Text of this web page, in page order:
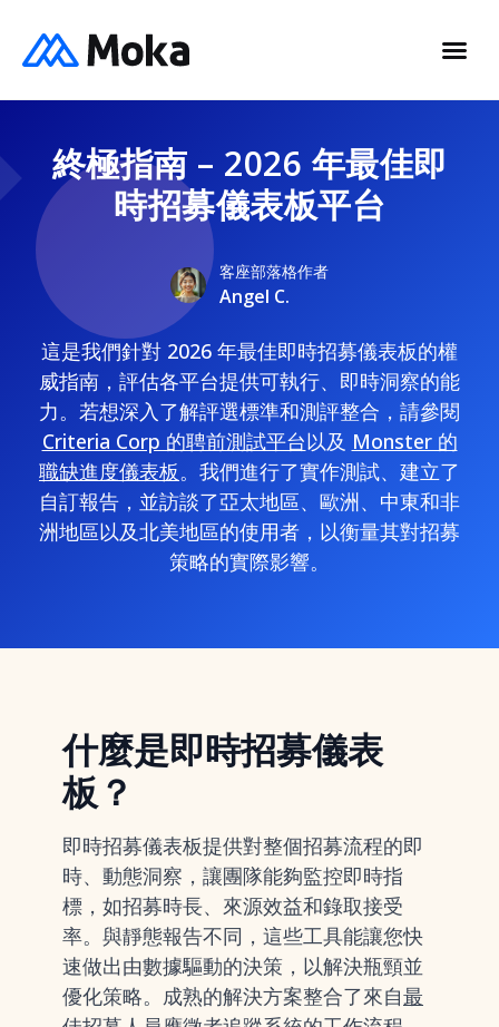
終極指南 – 2026 年最佳即
時招募儀表板平台
客座部落格作者
Angel C.
這是我們針對 2026 年最佳即時招募儀表板的權
威指南，評估各平台提供可執行、即時洞察的能
力。若想深入了解評選標準和測評整合，請參閱
Criteria Corp 的聘前測試平台以及 Monster 的
職缺進度儀表板。我們進行了實作測試、建立了
自訂報告，並訪談了亞太地區、歐洲、中東和非
洲地區以及北美地區的使用者，以衡量其對招募
策略的實際影響。
什麼是即時招募儀表
板？
即時招募儀表板提供對整個招募流程的即
時、動態洞察，讓團隊能夠監控即時指
標，如招募時長、來源效益和錄取接受
率。與靜態報告不同，這些工具能讓您快
速做出由數據驅動的決策，以解決瓶頸並
優化策略。成熟的解決方案整合了來自最